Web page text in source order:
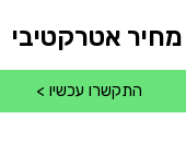
התקשרו עכשיו >